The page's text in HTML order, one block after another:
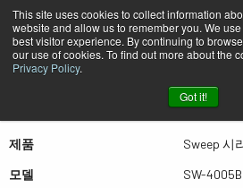
This site uses cookies to collect information
website and allow us to remember you. We
best visitor experience. By continuing to
our use of cookies. To find out more about the
Privacy Policy.
Got it!
퀵뷰 SW-4005BL-
더많은 결과를 보시려면 스크롤하세요
제품
Sweep 시
모델
SW-